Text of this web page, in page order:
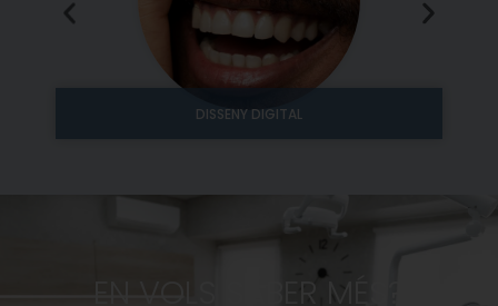
DISSENY DIGITAL
EN VOLS SABER MÉS?